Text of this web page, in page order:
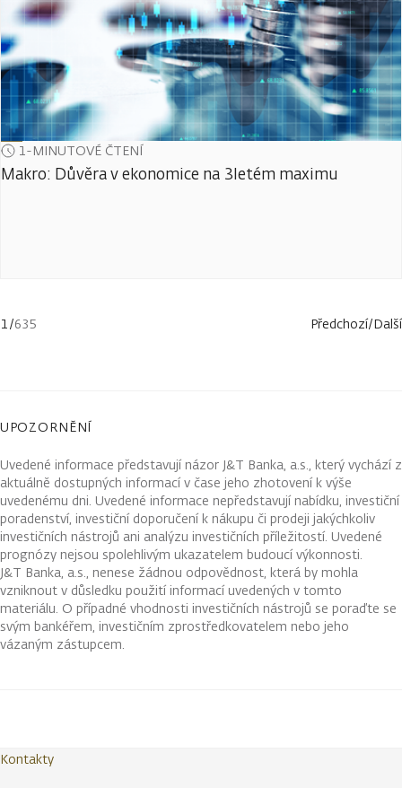
1-MINUTOVÉ ČTENÍ
Makro: Důvěra v ekonomice na 3letém maximu
1/635 Předchozí/Další
UPOZORNĚNÍ
Uvedené informace představují názor J&T Banka, a.s., který vychází z
aktuálně dostupných informací v čase jeho zhotovení k výše
uvedenému dni. Uvedené informace nepředstavují nabídku, investiční
poradenství, investiční doporučení k nákupu či prodeji jakýchkoliv
investičních nástrojů ani analýzu investičních příležitostí. Uvedené
prognózy nejsou spolehlivým ukazatelem budoucí výkonnosti.
J&T Banka, a.s., nenese žádnou odpovědnost, která by mohla
vzniknout v důsledku použití informací uvedených v tomto
materiálu. O případné vhodnosti investičních nástrojů se poraďte se
svým bankéřem, investičním zprostředkovatelem nebo jeho
vázaným zástupcem.
Kontakty